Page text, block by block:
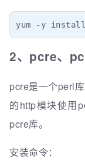
yum -y
2、pcre、
pcre是一个perl
的http模块使用
pcre库。
安装命令：